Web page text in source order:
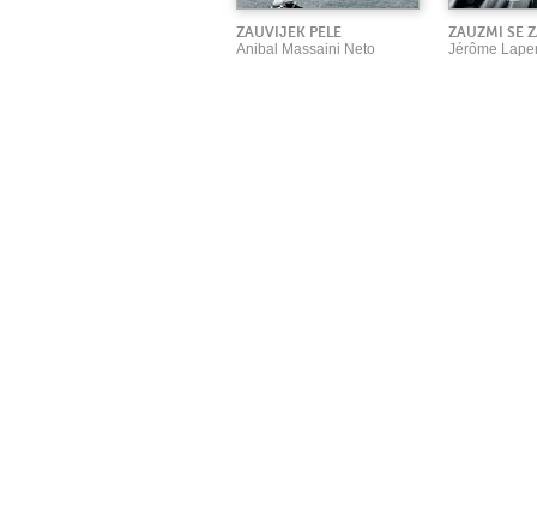
ZAUVIJEK PELE
Anibal Massaini Neto
ZAUZMI SE
Jérôme